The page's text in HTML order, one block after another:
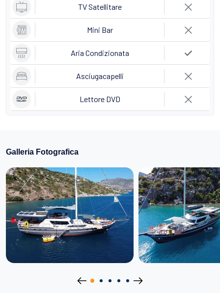
TV Satellitare
Mini Bar
Aria Condizionata
Asciugacapelli
Lettore DVD
Galleria Fotografica